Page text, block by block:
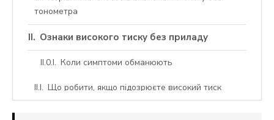
тонометра
Ознаки високого тиску без приладу
Коли симптоми обманюють
Що робити, якщо підозрюєте високий тиск